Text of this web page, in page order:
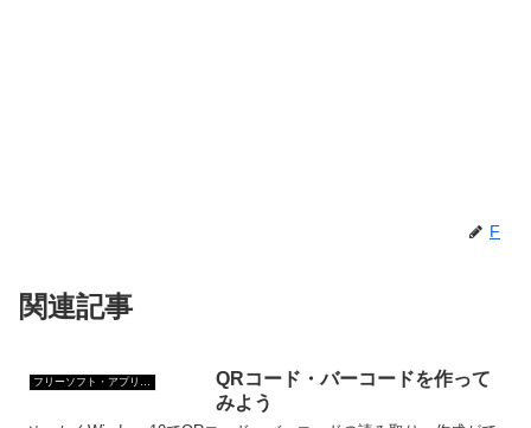
F
関連記事
フリーソフト・アプリ・Webサービス
QRコード・バーコードを作って
みよう